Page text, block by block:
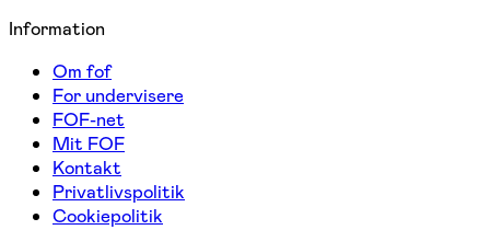
Information
Om fof
For undervisere
FOF-net
Mit FOF
Kontakt
Privatlivspolitik
Cookiepolitik